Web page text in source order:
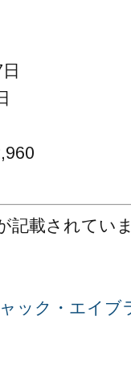
記載されていま
ック・エイブ